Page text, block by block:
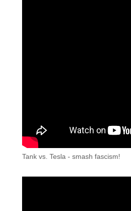
Tank vs. Tesla - smash fascism!